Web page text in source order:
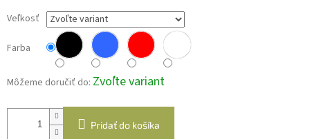
Veľkosť
Farba
Môžeme doručiť do: Zvoľte variant
Pridať do košíka